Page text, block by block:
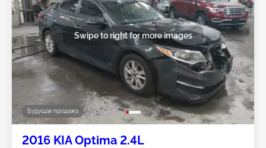
Будущая продажа
Swipe to right for more images
2016 KIA Optima 2.4L